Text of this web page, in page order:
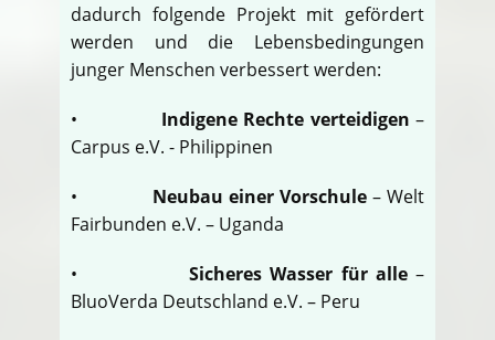
dadurch folgende Projekt mit gefördert
werden und die Lebensbedingungen
junger Menschen verbessert werden:
• Indigene Rechte verteidigen –
Carpus e.V. - Philippinen
• Neubau einer Vorschule – Welt
Fairbunden e.V. – Uganda
•Sicheres Wasser für alle–
BluoVerda Deutschland e.V. – Peru